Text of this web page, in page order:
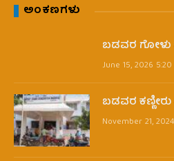
ಅಂಕಣಗಳು
ಬಡವರ ಗೋಳು
June 15, 2026
ಬಡವರ
November 21,